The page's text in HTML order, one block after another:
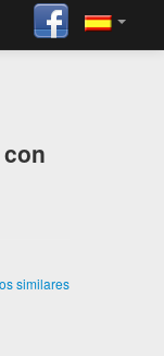
similares